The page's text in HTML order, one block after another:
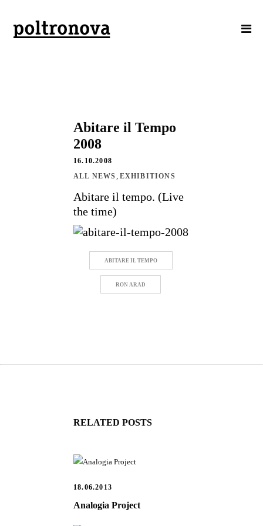
Abitare il Tempo
2008
16.10.2008
ALL NEWS , EXHIBITIONS
Abitare il tempo. (Live
the time)
ABITARE IL TEMPO
RON ARAD
RELATED POSTS
18.06.2013
Analogia Project